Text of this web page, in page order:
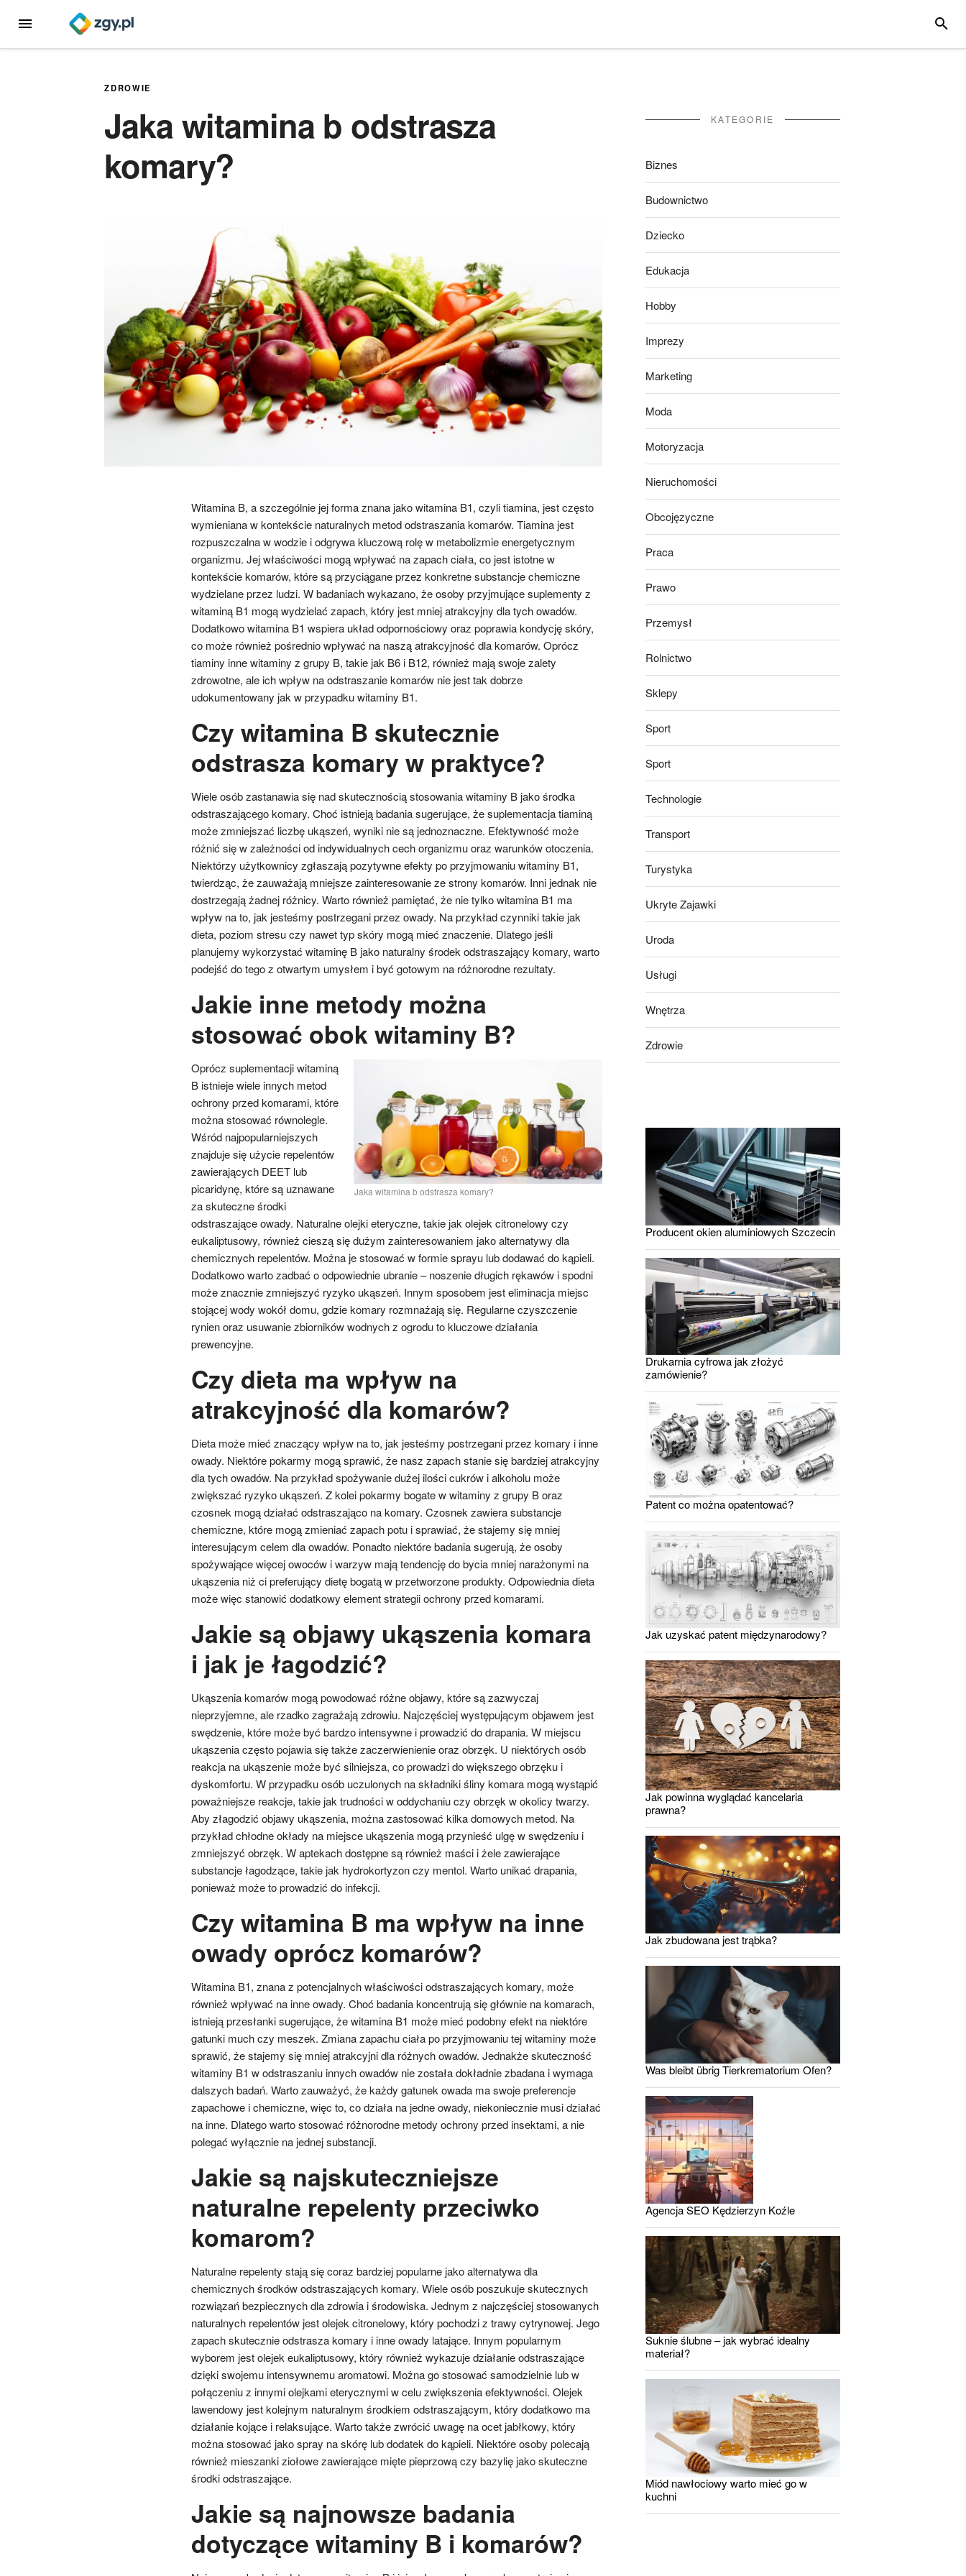
MENU
ZDROWIE
Jaka witamina b odstrasza
komary?
Witamina B, a szczególnie jej forma znana jako witamina B1, czyli tiamina, jest często
wymieniana w kontekście naturalnych metod odstraszania komarów. Tiamina jest
rozpuszczalna w wodzie i odgrywa kluczową rolę w metabolizmie energetycznym
organizmu. Jej właściwości mogą wpływać na zapach ciała, co jest istotne w
kontekście komarów, które są przyciągane przez konkretne substancje chemiczne
wydzielane przez ludzi. W badaniach wykazano, że osoby przyjmujące suplementy z
witaminą B1 mogą wydzielać zapach, który jest mniej atrakcyjny dla tych owadów.
Dodatkowo witamina B1 wspiera układ odpornościowy oraz poprawia kondycję skóry,
co może również pośrednio wpływać na naszą atrakcyjność dla komarów. Oprócz
tiaminy inne witaminy z grupy B, takie jak B6 i B12, również mają swoje zalety
zdrowotne, ale ich wpływ na odstraszanie komarów nie jest tak dobrze
udokumentowany jak w przypadku witaminy B1.
Czy witamina B skutecznie
odstrasza komary w praktyce?
Wiele osób zastanawia się nad skutecznością stosowania witaminy B jako środka
odstraszającego komary. Choć istnieją badania sugerujące, że suplementacja tiaminą
może zmniejszać liczbę ukąszeń, wyniki nie są jednoznaczne. Efektywność może
różnić się w zależności od indywidualnych cech organizmu oraz warunków otoczenia.
Niektórzy użytkownicy zgłaszają pozytywne efekty po przyjmowaniu witaminy B1,
twierdząc, że zauważają mniejsze zainteresowanie ze strony komarów. Inni jednak nie
dostrzegają żadnej różnicy. Warto również pamiętać, że nie tylko witamina B1 ma
wpływ na to, jak jesteśmy postrzegani przez owady. Na przykład czynniki takie jak
dieta, poziom stresu czy nawet typ skóry mogą mieć znaczenie. Dlatego jeśli
planujemy wykorzystać witaminę B jako naturalny środek odstraszający komary, warto
podejść do tego z otwartym umysłem i być gotowym na różnorodne rezultaty.
Jakie inne metody można
stosować obok witaminy B?
Jaka witamina b odstrasza komary?
Oprócz suplementacji witaminą
B istnieje wiele innych metod
ochrony przed komarami, które
można stosować równolegle.
Wśród najpopularniejszych
znajduje się użycie repelentów
zawierających DEET lub
picaridynę, które są uznawane
za skuteczne środki
odstraszające owady. Naturalne olejki eteryczne, takie jak olejek citronelowy czy
eukaliptusowy, również cieszą się dużym zainteresowaniem jako alternatywy dla
chemicznych repelentów. Można je stosować w formie sprayu lub dodawać do kąpieli.
Dodatkowo warto zadbać o odpowiednie ubranie – noszenie długich rękawów i spodni
może znacznie zmniejszyć ryzyko ukąszeń. Innym sposobem jest eliminacja miejsc
stojącej wody wokół domu, gdzie komary rozmnażają się. Regularne czyszczenie
rynien oraz usuwanie zbiorników wodnych z ogrodu to kluczowe działania
prewencyjne.
Czy dieta ma wpływ na
atrakcyjność dla komarów?
Dieta może mieć znaczący wpływ na to, jak jesteśmy postrzegani przez komary i inne
owady. Niektóre pokarmy mogą sprawić, że nasz zapach stanie się bardziej atrakcyjny
dla tych owadów. Na przykład spożywanie dużej ilości cukrów i alkoholu może
zwiększać ryzyko ukąszeń. Z kolei pokarmy bogate w witaminy z grupy B oraz
czosnek mogą działać odstraszająco na komary. Czosnek zawiera substancje
chemiczne, które mogą zmieniać zapach potu i sprawiać, że stajemy się mniej
interesującym celem dla owadów. Ponadto niektóre badania sugerują, że osoby
spożywające więcej owoców i warzyw mają tendencję do bycia mniej narażonymi na
ukąszenia niż ci preferujący dietę bogatą w przetworzone produkty. Odpowiednia dieta
może więc stanowić dodatkowy element strategii ochrony przed komarami.
Jakie są objawy ukąszenia komara
i jak je łagodzić?
Ukąszenia komarów mogą powodować różne objawy, które są zazwyczaj
nieprzyjemne, ale rzadko zagrażają zdrowiu. Najczęściej występującym objawem jest
swędzenie, które może być bardzo intensywne i prowadzić do drapania. W miejscu
ukąszenia często pojawia się także zaczerwienienie oraz obrzęk. U niektórych osób
reakcja na ukąszenie może być silniejsza, co prowadzi do większego obrzęku i
dyskomfortu. W przypadku osób uczulonych na składniki śliny komara mogą wystąpić
poważniejsze reakcje, takie jak trudności w oddychaniu czy obrzęk w okolicy twarzy.
Aby złagodzić objawy ukąszenia, można zastosować kilka domowych metod. Na
przykład chłodne okłady na miejsce ukąszenia mogą przynieść ulgę w swędzeniu i
zmniejszyć obrzęk. W aptekach dostępne są również maści i żele zawierające
substancje łagodzące, takie jak hydrokortyzon czy mentol. Warto unikać drapania,
ponieważ może to prowadzić do infekcji.
Czy witamina B ma wpływ na inne
owady oprócz komarów?
Witamina B1, znana z potencjalnych właściwości odstraszających komary, może
również wpływać na inne owady. Choć badania koncentrują się głównie na komarach,
istnieją przesłanki sugerujące, że witamina B1 może mieć podobny efekt na niektóre
gatunki much czy meszek. Zmiana zapachu ciała po przyjmowaniu tej witaminy może
sprawić, że stajemy się mniej atrakcyjni dla różnych owadów. Jednakże skuteczność
witaminy B1 w odstraszaniu innych owadów nie została dokładnie zbadana i wymaga
dalszych badań. Warto zauważyć, że każdy gatunek owada ma swoje preferencje
zapachowe i chemiczne, więc to, co działa na jedne owady, niekoniecznie musi działać
na inne. Dlatego warto stosować różnorodne metody ochrony przed insektami, a nie
polegać wyłącznie na jednej substancji.
Jakie są najskuteczniejsze
naturalne repelenty przeciwko
komarom?
Naturalne repelenty stają się coraz bardziej popularne jako alternatywa dla
chemicznych środków odstraszających komary. Wiele osób poszukuje skutecznych
rozwiązań bezpiecznych dla zdrowia i środowiska. Jednym z najczęściej stosowanych
naturalnych repelentów jest olejek citronelowy, który pochodzi z trawy cytrynowej. Jego
zapach skutecznie odstrasza komary i inne owady latające. Innym popularnym
wyborem jest olejek eukaliptusowy, który również wykazuje działanie odstraszające
dzięki swojemu intensywnemu aromatowi. Można go stosować samodzielnie lub w
połączeniu z innymi olejkami eterycznymi w celu zwiększenia efektywności. Olejek
lawendowy jest kolejnym naturalnym środkiem odstraszającym, który dodatkowo ma
działanie kojące i relaksujące. Warto także zwrócić uwagę na ocet jabłkowy, który
można stosować jako spray na skórę lub dodatek do kąpieli. Niektóre osoby polecają
również mieszanki ziołowe zawierające mięte pieprzową czy bazylię jako skuteczne
środki odstraszające.
Jakie są najnowsze badania
dotyczące witaminy B i komarów?
KATEGORIE
Biznes
Budownictwo
Dziecko
Edukacja
Hobby
Imprezy
Marketing
Moda
Motoryzacja
Nieruchomości
Obcojęzyczne
Praca
Prawo
Przemysł
Rolnictwo
Sklepy
Sport
Sport
Technologie
Transport
Turystyka
Ukryte Zajawki
Uroda
Usługi
Wnętrza
Zdrowie
Producent okien aluminiowych Szczecin
Drukarnia cyfrowa jak złożyć
zamówienie?
Patent co można opatentować?
Jak uzyskać patent międzynarodowy?
Jak powinna wyglądać kancelaria
prawna?
Jak zbudowana jest trąbka?
Was bleibt übrig Tierkrematorium Ofen?
Agencja SEO Kędzierzyn Koźle
Suknie ślubne – jak wybrać idealny
materiał?
Miód nawłociowy warto mieć go w
kuchni